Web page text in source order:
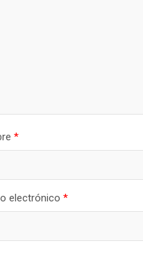
*
electrónico*